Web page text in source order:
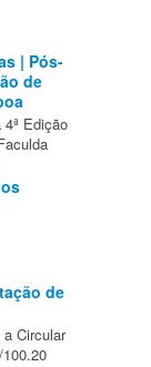
| Pós-
de
Edição
de
Circular